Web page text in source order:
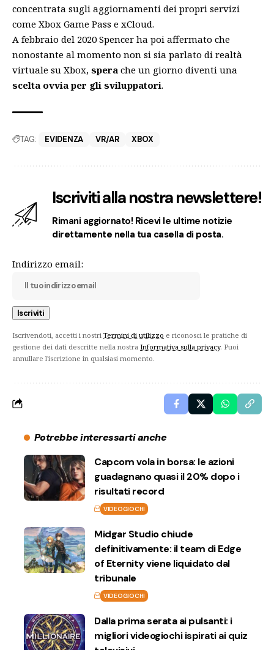
concentrata sugli aggiornamenti dei propri servizi
come Xbox Game Pass e xCloud.
A febbraio del 2020 Spencer ha poi affermato che
nonostante al momento non si sia parlato di realtà
virtuale su Xbox, spera che un giorno diventi una
scelta ovvia per gli sviluppatori.
TAG: EVIDENZA VR/AR XBOX
Iscriviti alla nostra newslettere!
Rimani aggiornato! Ricevi le ultime notizie
direttamente nella tua casella di posta.
Indirizzo email:
Iscrivendoti, accetti i nostri Termini di utilizzo e riconosci le pratiche di
gestione dei dati descritte nella nostra Informativa sulla privacy. Puoi
annullare l'iscrizione in qualsiasi momento.
Potrebbe interessarti anche
Capcom vola in borsa: le azioni
guadagnano quasi il 20% dopo i
risultati record
VIDEOGIOCHI
Midgar Studio chiude
definitivamente: il team di Edge
of Eternity viene liquidato dal
tribunale
VIDEOGIOCHI
Dalla prima serata ai pulsanti: i
migliori videogiochi ispirati ai quiz